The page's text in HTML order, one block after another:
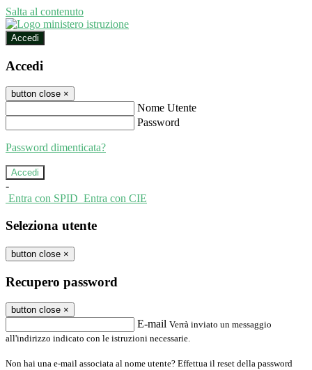
Salta al contenuto
Accedi
Accedi
button close ×
Nome Utente
Password
Password dimenticata?
-
Entra con SPID Entra con CIE
Seleziona utente
button close ×
Recupero password
button close ×
E-mail Verrà inviato un messaggio
all'indirizzo indicato con le istruzioni necessarie.
Non hai una e-mail associata al nome utente? Effettua il reset della password